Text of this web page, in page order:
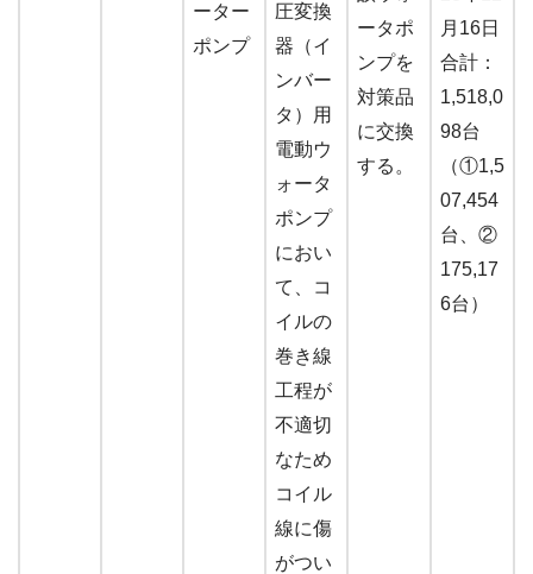
ーター
ポンプ
圧変換
器（イ
ンバー
タ）用
電動ウ
ォータ
ポンプ
におい
て、コ
イルの
巻き線
工程が
不適切
なため
コイル
線に傷
がつい
ータポ
ンプを
対策品
に交換
する。
月16日
合計：
1,518,0
98台
（①1,5
07,454
台、②
175,17
6台）